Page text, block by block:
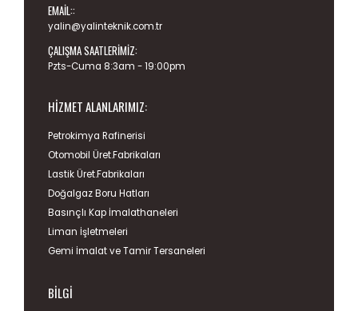
EMAIL::
yalin@yalinteknik.com.tr
ÇALIŞMA SAATLERIMIZ:
Pzts-Cuma 8:3am - 19:00pm
HIZMET ALANLARIMIZ:
Petrokimya Rafinerisi
Otomobil Üret.Fabrikaları
Lastik Üret.Fabrikaları
Doğalgaz Boru Hatları
Basınçlı Kap İmalathaneleri
Liman İşletmeleri
Gemi İmalat ve Tamir Tersaneleri
BILGI